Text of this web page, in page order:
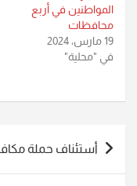
المواطنين في أربع
محافظات
19 مارس، 2024
في "محلية"
تصفّح
أستئناف حملة